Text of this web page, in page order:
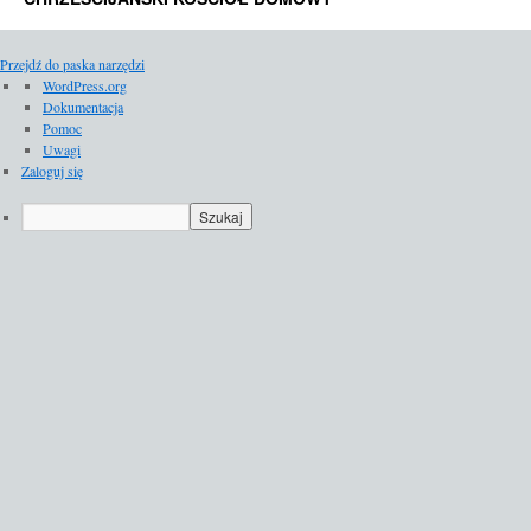
Przejdź do paska narzędzi
O
WordPressie
WordPress.org
Dokumentacja
Pomoc
Uwagi
Zaloguj się
Szukaj